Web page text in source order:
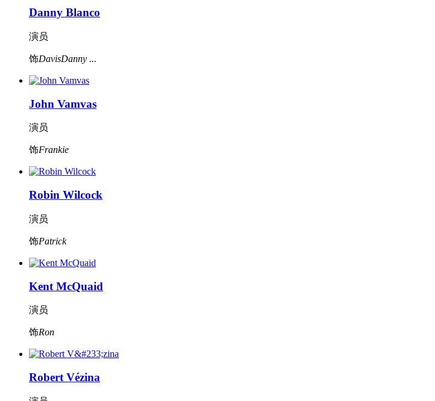
Danny Blanco
演员
饰DavisDanny ...
John Vamvas
演员
饰Frankie
Robin Wilcock
演员
饰Patrick
Kent McQuaid
演员
饰Ron
Robert Vézina